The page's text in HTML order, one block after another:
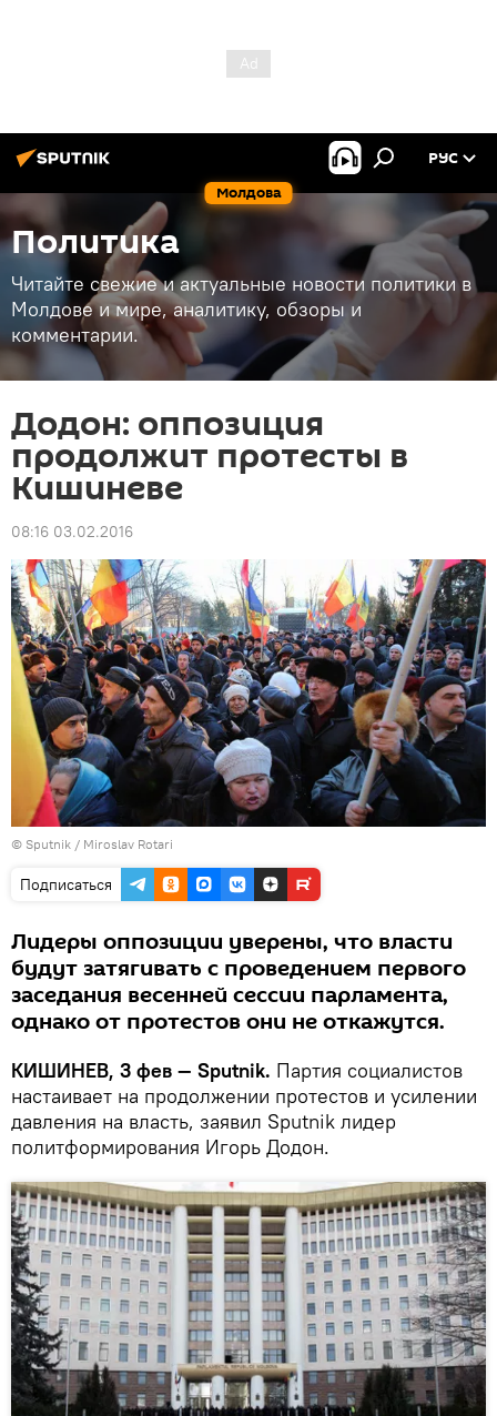
Молдова
РУС
Политика
Читайте свежие и актуальные новости политики в
Молдове и мире, аналитику, обзоры и
комментарии.
Додон: оппозиция
продолжит протесты в
Кишиневе
08:16 03.02.2016
© Sputnik / Miroslav Rotari
Подписаться
Лидеры оппозиции уверены, что власти
будут затягивать с проведением первого
заседания весенней сессии парламента,
однако от протестов они не откажутся.
КИШИНЕВ, 3 фев — Sputnik. Партия социалистов
настаивает на продолжении протестов и усилении
давления на власть, заявил Sputnik лидер
политформирования Игорь Додон.